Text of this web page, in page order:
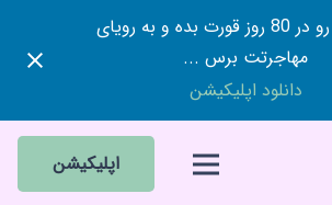
هر زبانی رو در 80 روز قورت بده و به رویای
مهاجرتت برس ...
دانلود اپلیکیشن
اپلیکیشن